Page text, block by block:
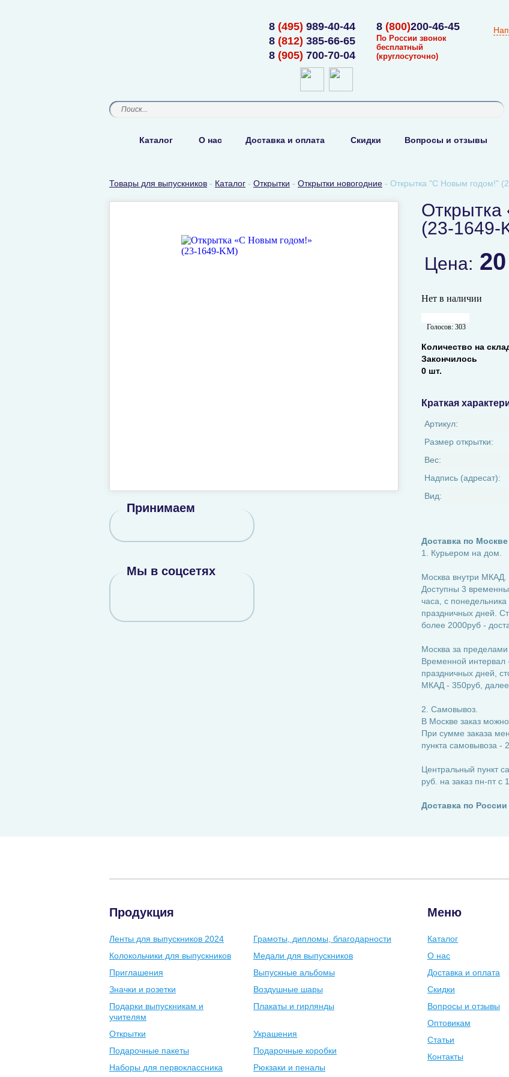
8 (495) 989-40-44
8 (812) 385-66-65
8 (905) 700-70-04
8 (800)200-46-45
По России звонок
бесплатный
(круглосуточно)
Каталог О нас Доставка и оплата Скидки Вопросы и отзывы
Товары для выпускников - Каталог - Открытки - Открытки новогодние - Открытка "С Новым годом!"
(23-1649-
Цена: 20
Нет в наличии
Голосов: 303
Количество на
Закончилось
0 шт.
Краткая
Артикул:
Размер открытки:
Вес:
Надпись (адресат):
Вид:
Доставка по
1. Курьером на дом.
Москва внутри МКАД.
Доступны 3
часа, с
праздничных дней.
более 2000руб -
Москва за
Временной интервал
праздничных дней,
МКАД - 350руб, далее
2. Самовывоз.
В Москве заказ
При сумме заказа
пункта самовывоза -
Центральный пункт
руб. на заказ пн-пт с
Доставка по России
Принимаем
Мы в соцсетях
Продукция
Ленты для выпускников 2024
Грамоты, дипломы, благодарности
Колокольчики для выпускников
Медали для выпускников
Приглашения
Выпускные альбомы
Значки и розетки
Воздушные шары
Подарки выпускникам и
учителям
Плакаты и гирлянды
Открытки
Украшения
Подарочные пакеты
Подарочные коробки
Наборы для первоклассника
Рюкзаки и пеналы
Меню
Каталог
О нас
Доставка и оплата
Скидки
Вопросы и отзывы
Оптовикам
Статьи
Контакты